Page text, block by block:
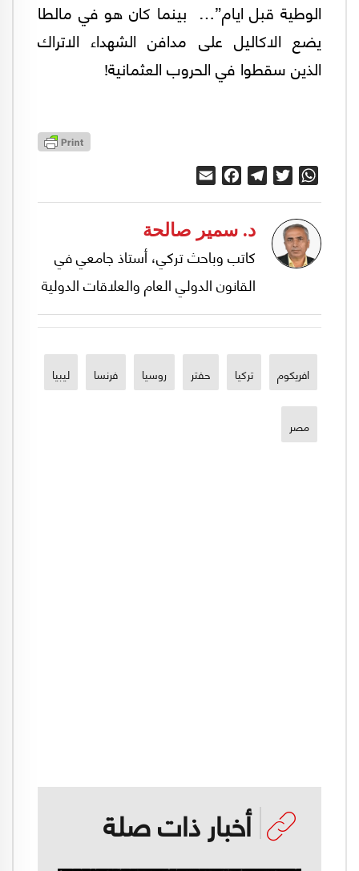
الوطية قبل ايام”… بينما كان هو في مالطا
يضع الاكاليل على مدافن الشهداء الاتراك
الذين سقطوا في الحروب العثمانية!
WhatsApp
Twitter
Telegram
Facebook
د. سمير صالحة
كاتب وباحث تركي، أستاذ جامعي في
القانون الدولي العام والعلاقات الدولية
افريكوم تركيا حفتر روسيا فرنسا ليبيا
مصر
أخبار ذات صلة